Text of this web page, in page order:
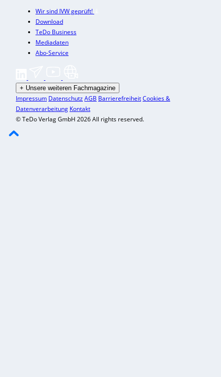
Wir sind IVW geprüft!
Download
TeDo Business
Mediadaten
Abo-Service
+ Unsere weiteren Fachmagazine
Impressum DatenschutzAGB BarrierefreiheitCookies &
Datenverarbeitung Kontakt
© TeDo Verlag GmbH 2026 All rights reserved.